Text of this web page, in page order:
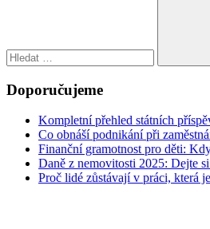
Doporučujeme
Kompletní přehled státních
Co obnáší podnikání při
Finanční gramotnost pro děti:
Daně z nemovitosti 2025: Dejte
Proč lidé zůstávají v práci, která